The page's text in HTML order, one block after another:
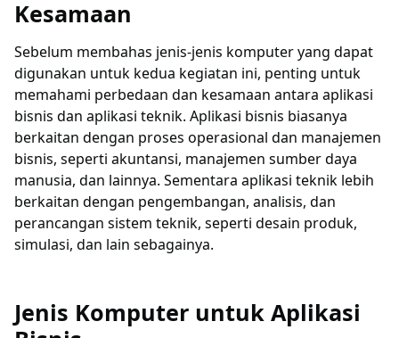
Kesamaan
Sebelum membahas jenis-jenis komputer yang dapat
digunakan untuk kedua kegiatan ini, penting untuk
memahami perbedaan dan kesamaan antara aplikasi
bisnis dan aplikasi teknik. Aplikasi bisnis biasanya
berkaitan dengan proses operasional dan manajemen
bisnis, seperti akuntansi, manajemen sumber daya
manusia, dan lainnya. Sementara aplikasi teknik lebih
berkaitan dengan pengembangan, analisis, dan
perancangan sistem teknik, seperti desain produk,
simulasi, dan lain sebagainya.
Jenis Komputer untuk Aplikasi